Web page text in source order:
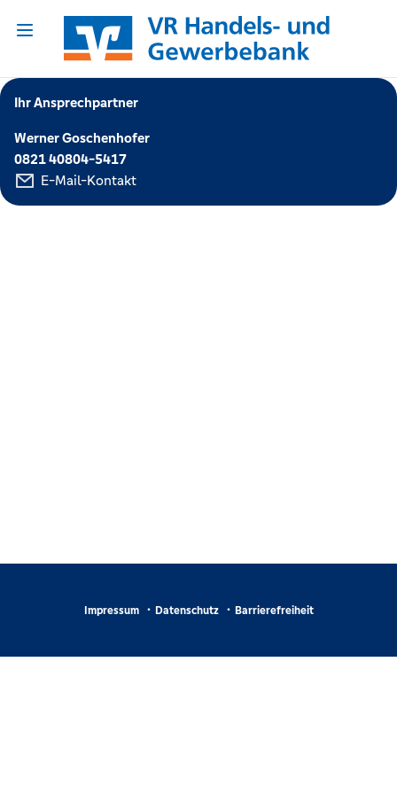
Ihr Ansprechpartner
Werner Goschenhofer
0821 40804-5417
E-Mail-Kontakt
Impressum Datenschutz Barrierefreiheit